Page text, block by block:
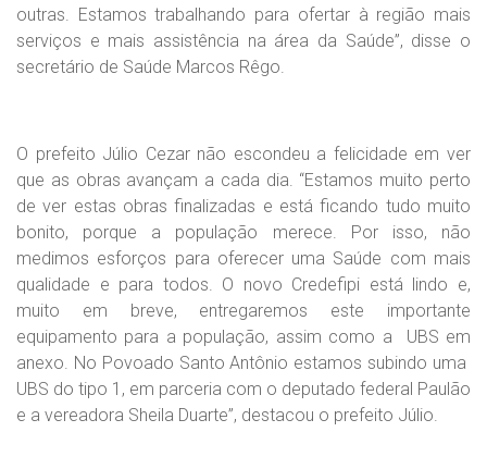
outras. Estamos trabalhando para ofertar à região mais
serviços e mais assistência na área da Saúde”, disse o
secretário de Saúde Marcos Rêgo.
O prefeito Júlio Cezar não escondeu a felicidade em ver
que as obras avançam a cada dia. “Estamos muito perto
de ver estas obras finalizadas e está ficando tudo muito
bonito, porque a população merece. Por isso, não
medimos esforços para oferecer uma Saúde com mais
qualidade e para todos. O novo Credefipi está lindo e,
muito em breve, entregaremos este importante
equipamento para a população, assim como a UBS em
anexo. No Povoado Santo Antônio estamos subindo uma
UBS do tipo 1, em parceria com o deputado federal Paulão
e a vereadora Sheila Duarte”, destacou o prefeito Júlio.